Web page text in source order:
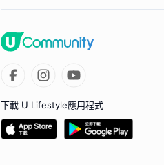
下載 U Lifestyle應用程式